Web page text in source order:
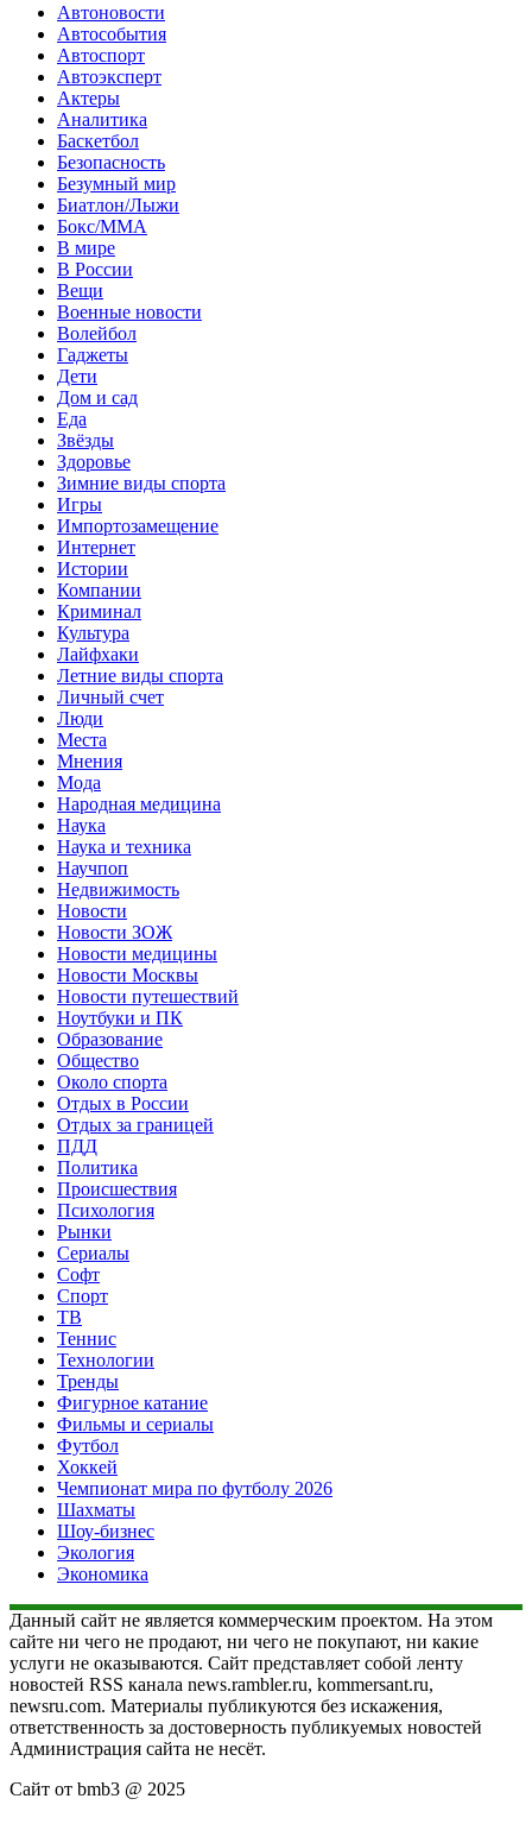
Автоновости
Автособытия
Автоспорт
Автоэксперт
Актеры
Аналитика
Баскетбол
Безопасность
Безумный мир
Биатлон/Лыжи
Бокс/MMA
В мире
В России
Вещи
Военные новости
Волейбол
Гаджеты
Дети
Дом и сад
Еда
Звёзды
Здоровье
Зимние виды спорта
Игры
Импортозамещение
Интернет
Истории
Компании
Криминал
Культура
Лайфхаки
Летние виды спорта
Личный счет
Люди
Места
Мнения
Мода
Народная медицина
Наука
Наука и техника
Научпоп
Недвижимость
Новости
Новости ЗОЖ
Новости медицины
Новости Москвы
Новости путешествий
Ноутбуки и ПК
Образование
Общество
Около спорта
Отдых в России
Отдых за границей
ПДД
Политика
Происшествия
Психология
Рынки
Сериалы
Софт
Спорт
ТВ
Теннис
Технологии
Тренды
Фигурное катание
Фильмы и сериалы
Футбол
Хоккей
Чемпионат мира по футболу 2026
Шахматы
Шоу-бизнес
Экология
Экономика
Данный сайт не является коммерческим проектом. На этом
сайте ни чего не продают, ни чего не покупают, ни какие
услуги не оказываются. Сайт представляет собой ленту
новостей RSS канала news.rambler.ru, kommersant.ru,
newsru.com. Материалы публикуются без искажения,
ответственность за достоверность публикуемых новостей
Администрация сайта не несёт.
Сайт от bmb3 @ 2025